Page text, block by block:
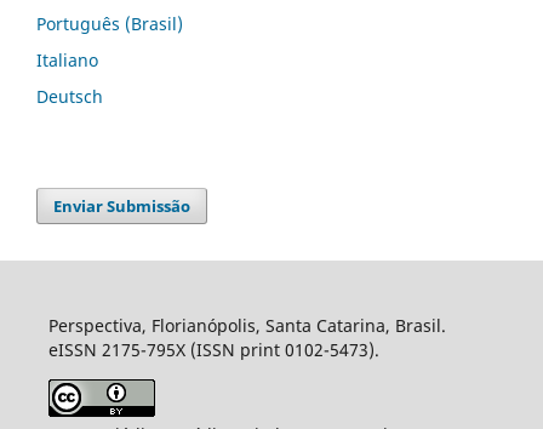
Português (Brasil)
Italiano
Deutsch
Enviar Submissão
Perspectiva, Florianópolis, Santa Catarina, Brasil.
eISSN 2175-795X (ISSN print 0102-5473).